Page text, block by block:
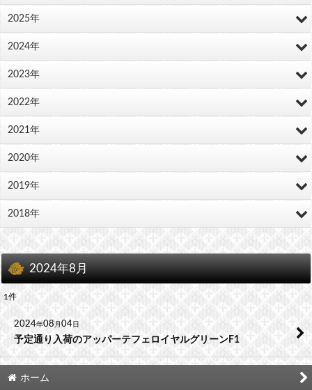
2024年8月
1件
2024年08 月 04 日
予定通り入荷のアッパーテフェロイヤルグリーンF1
2025年
2024年
2023年
2022年
2021年
2020年
2019年
2018年
ホーム